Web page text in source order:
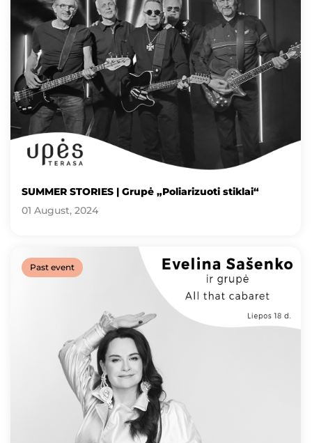
SUMMER STORIES | Grupė „Poliarizuoti stiklai“
01 August, 2024
Past event